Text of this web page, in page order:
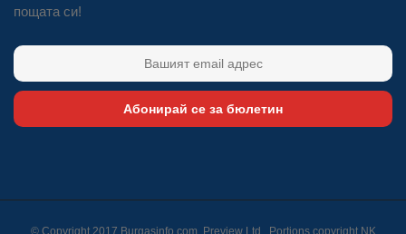
пощата си!
Абонирай се за бюлетин
© Copyright 2017 Burgasinfo.com, Preview Ltd., Portions copyright NK